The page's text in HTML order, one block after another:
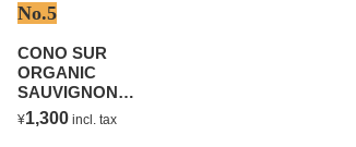
No.5
CONO SUR
ORGANIC
SAUVIGNON
BLANC
¥1,300 incl. tax